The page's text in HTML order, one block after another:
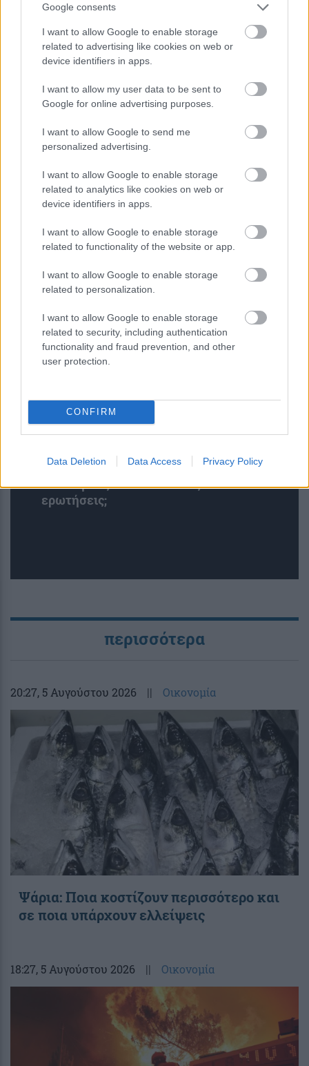
Google consents
I want to allow Google to enable storage
related to advertising like cookies on web or
device identifiers in apps.
I want to allow my user data to be sent to
Google for online advertising purposes.
I want to allow Google to send me
personalized advertising.
I want to allow Google to enable storage
related to analytics like cookies on web or
device identifiers in apps.
I want to allow Google to enable storage
related to functionality of the website or app.
I want to allow Google to enable storage
related to personalization.
I want to allow Google to enable storage
related to security, including authentication
functionality and fraud prevention, and other
user protection.
CONFIRM
Data Deletion Data Access Privacy Policy
επένδυση στην υγεία του παιδιού – Τα
Επίθεση στην αλυσίδα εφοδιασμού
του npm: Παραβιάστηκε το δημοφιλές
πακέτο Keyv με 127 εκατ.
εβδομαδιαίες λήψεις
Κουίζ: Πόσο καλά θυμάσαι την
ελληνική μυθολογία; Μπορείς να
απαντήσεις σωστά και στις 3
ερωτήσεις;
περισσότερα
20:27, 5 Αυγούστου 2026 || Οικονομία
Ψάρια: Ποια κοστίζουν περισσότερο και
σε ποια υπάρχουν ελλείψεις
18:27, 5 Αυγούστου 2026 || Οικονομία